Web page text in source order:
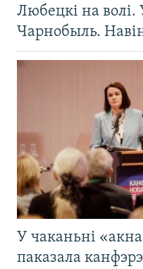
Любецкі на волі.
Чарнобыль.
У чаканьні
паказала